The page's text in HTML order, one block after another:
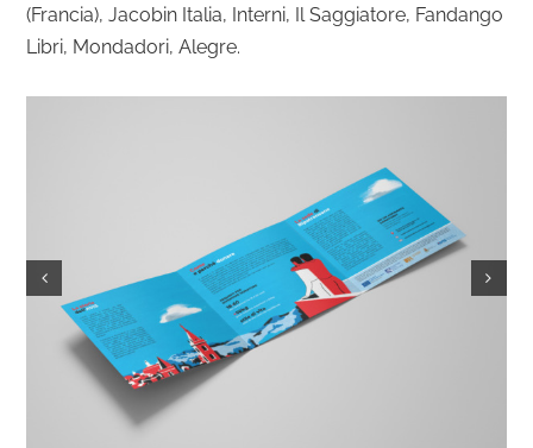
(Francia), Jacobin Italia, Interni, Il Saggiatore, Fandango
Libri, Mondadori, Alegre.